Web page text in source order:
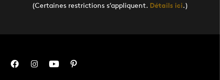
(Certaines restrictions s’appliquent. Détails ici.)